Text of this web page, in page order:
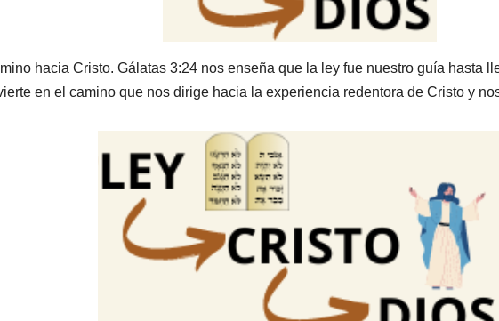
hacia Cristo. Gálatas 3:24 nos enseña que la ley fue nuestro guía hasta
en el camino que nos dirige hacia la experiencia redentora de Cristo y